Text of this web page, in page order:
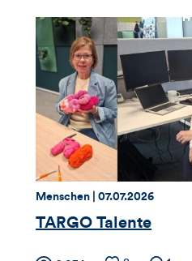
für
Views,
Likes
und
dieses
Artikels
Thema:
Menschen | Datum:
07.07.2026
TARGO Talente